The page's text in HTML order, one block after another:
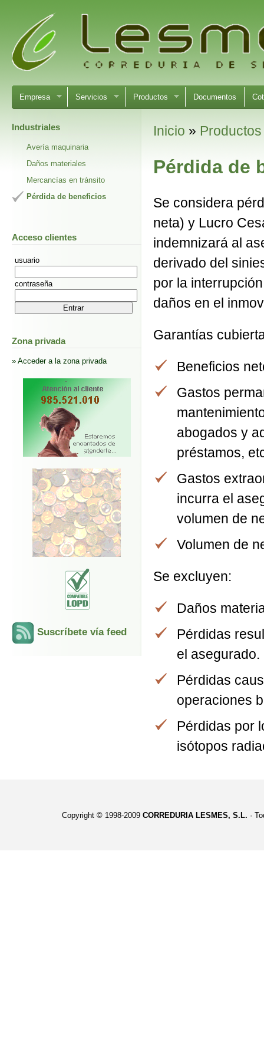
Empresa Servicios Productos Documentos
Industriales
Avería maquinaria
Daños materiales
Mercancías en tránsito
Pérdida de beneficios
Acceso clientes
usuario
contraseña
Zona privada
» Acceder a la zona privada
Suscríbete vía feed
Inicio » Productos
Pérdida de
Se considera
neta) y Lucro
indemnizará al
derivado del
por la
daños en el
Garantías
Beneficios
Gastos
abogados y
préstamos,
Gastos
incurra el
volumen de
Volumen de
Se excluyen:
Daños
Pérdidas
el asegurado.
Pérdidas
operaciones
Pérdidas por
isótopos
Copyright © 1998-2009 CORREDURIA LESMES, S.L. ·